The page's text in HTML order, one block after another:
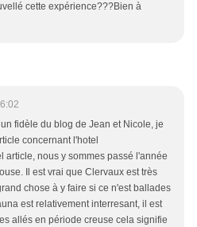
cette expérience???Bien à
fidèle du blog de Jean et Nicole, je
concernant l'hotel
article, nous y sommes passé l'année
Il est vrai que Clervaux est très
chose à y faire si ce n'est ballades
est relativement interresant, il est
allés en période creuse cela signifie